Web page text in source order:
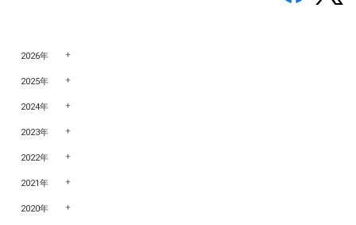
2026年
2025年
2024年
2023年
2022年
2021年
2020年